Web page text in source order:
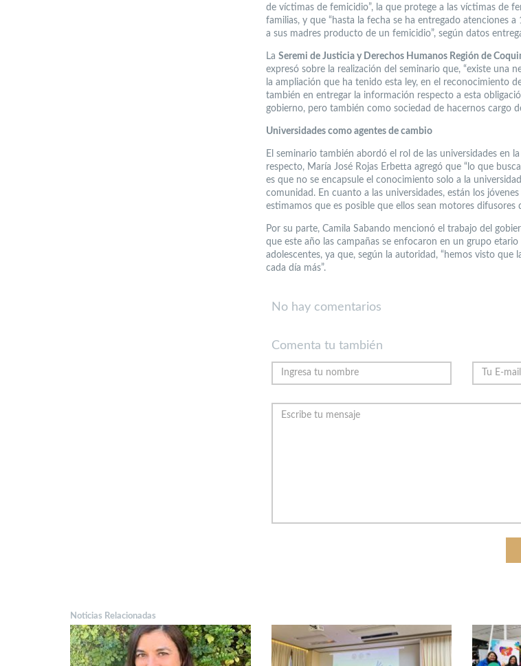
de víctimas de femicidio”, la que protege a las víctimas de
familias, y que “hasta la fecha se ha entregado atenciones
a sus madres producto de un femicidio”, según datos
La Seremi de Justicia y Derechos Humanos Región de
expresó sobre la realización del seminario que, “existe una
la ampliación que ha tenido esta ley, en el reconocimiento
también en entregar la información respecto a esta
gobierno, pero también como sociedad de hacernos cargo
Universidades como agentes de cambio
El seminario también abordó el rol de las universidades en
respecto, María José Rojas Erbetta agregó que “lo que
es que no se encapsule el conocimiento solo a la
comunidad. En cuanto a las universidades, están los
estimamos que es posible que ellos sean motores difusores
Por su parte, Camila Sabando mencionó el trabajo del
que este año las campañas se enfocaron en un grupo etario
adolescentes, ya que, según la autoridad, “hemos visto que
cada día más”.
No hay comentarios
Comenta tu también
Noticias Relacionadas